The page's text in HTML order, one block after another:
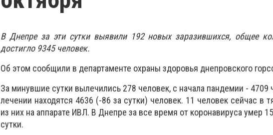
В Днепре за эти сутки выявили 192 новых заразившихся, общее
достигло 9345 человек.
Об этом сообщили в департаменте охраны здоровья днепровского
За минувшие сутки вылечились 278 человек, с начала пандемии - 4709
лечении находятся 4636 (-86 за сутки) человек. 11 человек сейчас в
из них на аппарате ИВЛ. В Днепре за все время от коронавируса умер
сутки.